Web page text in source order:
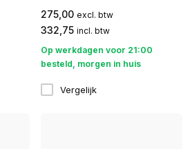
275,00 excl. btw
332,75 incl. btw
Op werkdagen voor 21:00
besteld, morgen in huis
Vergelijk